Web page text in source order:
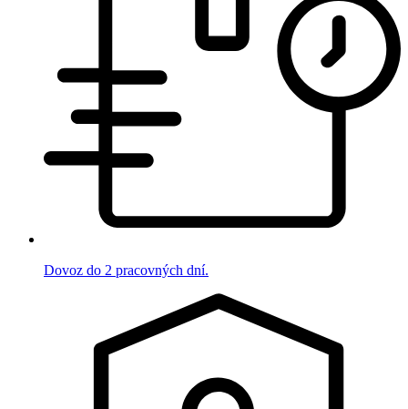
Dovoz do 2 pracovných dní.